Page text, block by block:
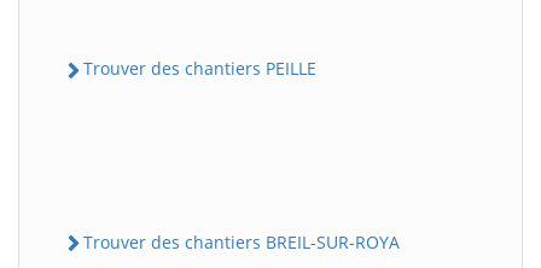
Trouver des chantiers PEILLE
Trouver des chantiers BREIL-SUR-ROYA